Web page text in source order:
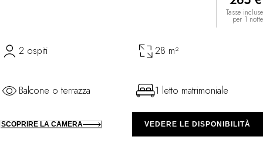
Tasse incluse
per 1 notte
2 ospiti 28 m²
Balcone o terrazza 1 letto matrimoniale
SCOPRIRE LA CAMERA VEDERE LE DISPONIBILITÀ